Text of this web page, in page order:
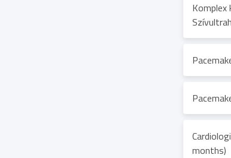
Komplex
months)